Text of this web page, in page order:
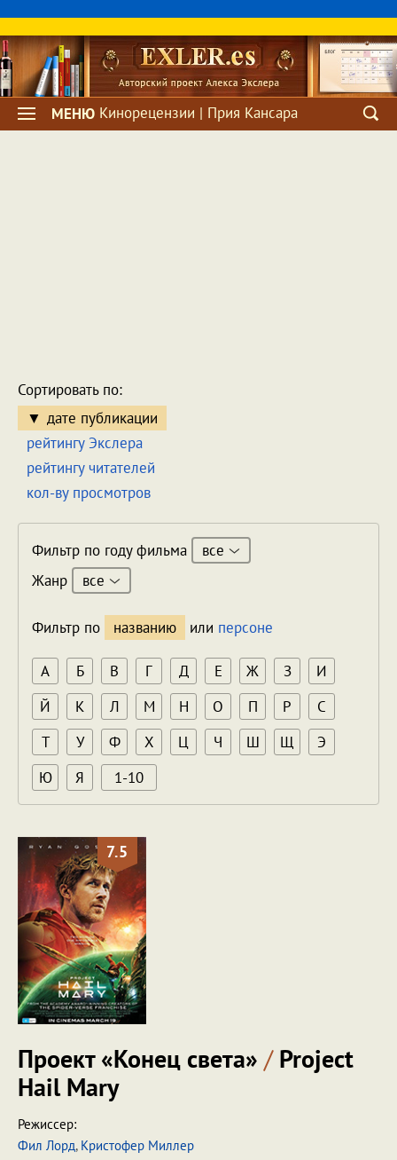
МЕНЮ Кинорецензии | Прия Кансара
Сортировать по:
дате публикации
рейтингу Экслера
рейтингу читателей
кол-ву просмотров
Фильтр по году фильма
все
Жанр
все
Фильтр по названию или персоне
А Б В Г Д Е Ж З
И
Й
К Л М Н О П Р
С
Т
У Ф Х Ц Ч Ш Щ
Э
Ю
Я 1-10
7.5
Проект «Конец света» /Project
Hail Mary
Режиссер:
Фил Лорд, Кристофер Миллер